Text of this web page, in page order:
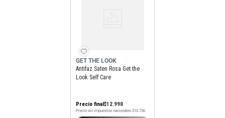
GET THE LOOK
Antifaz Saten Rosa Get the
Look Self Care
Precio final$12.990
Precio sin impuestos nacionales $10.736